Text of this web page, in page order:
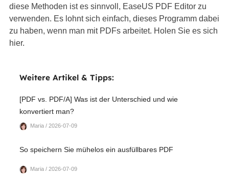
diese Methoden ist es sinnvoll, EaseUS PDF Editor zu
verwenden. Es lohnt sich einfach, dieses Programm dabei
zu haben, wenn man mit PDFs arbeitet. Holen Sie es sich
hier.
Weitere Artikel & Tipps:
[PDF vs. PDF/A] Was ist der Unterschied und wie
konvertiert man?
Maria / 2026-07-09
So speichern Sie mühelos ein ausfüllbares PDF
Maria / 2026-07-09